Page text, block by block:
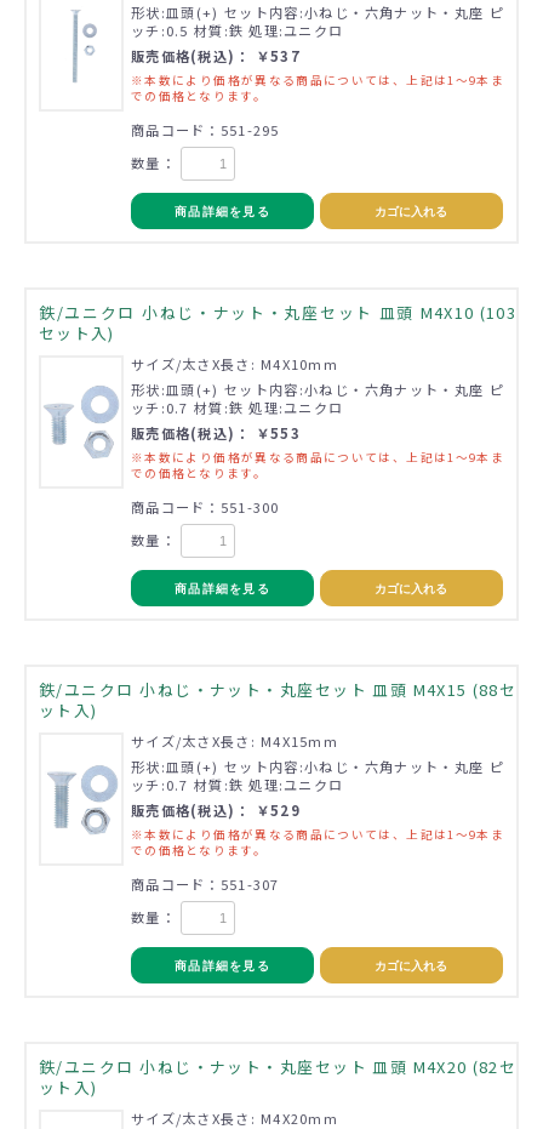
形状:皿頭(+) セット内容:小ねじ・六角ナット・丸座 ピ
ッチ:0.5 材質:鉄 処理:ユニクロ
販売価格(税込)： ￥537
※本数により価格が異なる商品については、上記は1～9本ま
での価格となります。
商品コード：551-295
数量：
商品詳細を見る カゴに入れる
鉄/ユニクロ 小ねじ・ナット・丸座セット 皿頭 M4X10 (103
セット入)
サイズ/太さX長さ: M4X10mm
形状:皿頭(+) セット内容:小ねじ・六角ナット・丸座 ピ
ッチ:0.7 材質:鉄 処理:ユニクロ
販売価格(税込)： ￥553
※本数により価格が異なる商品については、上記は1～9本ま
での価格となります。
商品コード：551-300
数量：
商品詳細を見る カゴに入れる
鉄/ユニクロ 小ねじ・ナット・丸座セット 皿頭 M4X15 (88セ
ット入)
サイズ/太さX長さ: M4X15mm
形状:皿頭(+) セット内容:小ねじ・六角ナット・丸座 ピ
ッチ:0.7 材質:鉄 処理:ユニクロ
販売価格(税込)： ￥529
※本数により価格が異なる商品については、上記は1～9本ま
での価格となります。
商品コード：551-307
数量：
商品詳細を見る カゴに入れる
鉄/ユニクロ 小ねじ・ナット・丸座セット 皿頭 M4X20 (82セ
ット入)
サイズ/太さX長さ: M4X20mm